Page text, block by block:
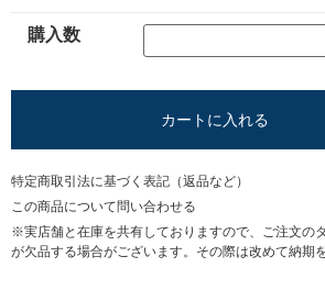
購入数
カートに入れる
特定商取引法に基づく表記（返品など）
この商品について問い合わせる
※実店舗と在庫を共有しておりますので、ご注文の
が欠品する場合がございます。その際は改めて納期